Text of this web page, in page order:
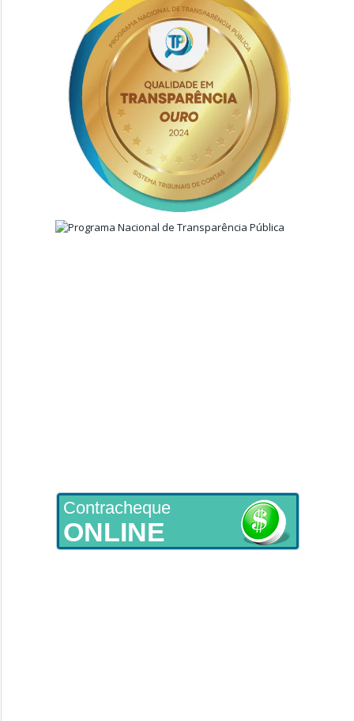
Contracheque
ONLINE